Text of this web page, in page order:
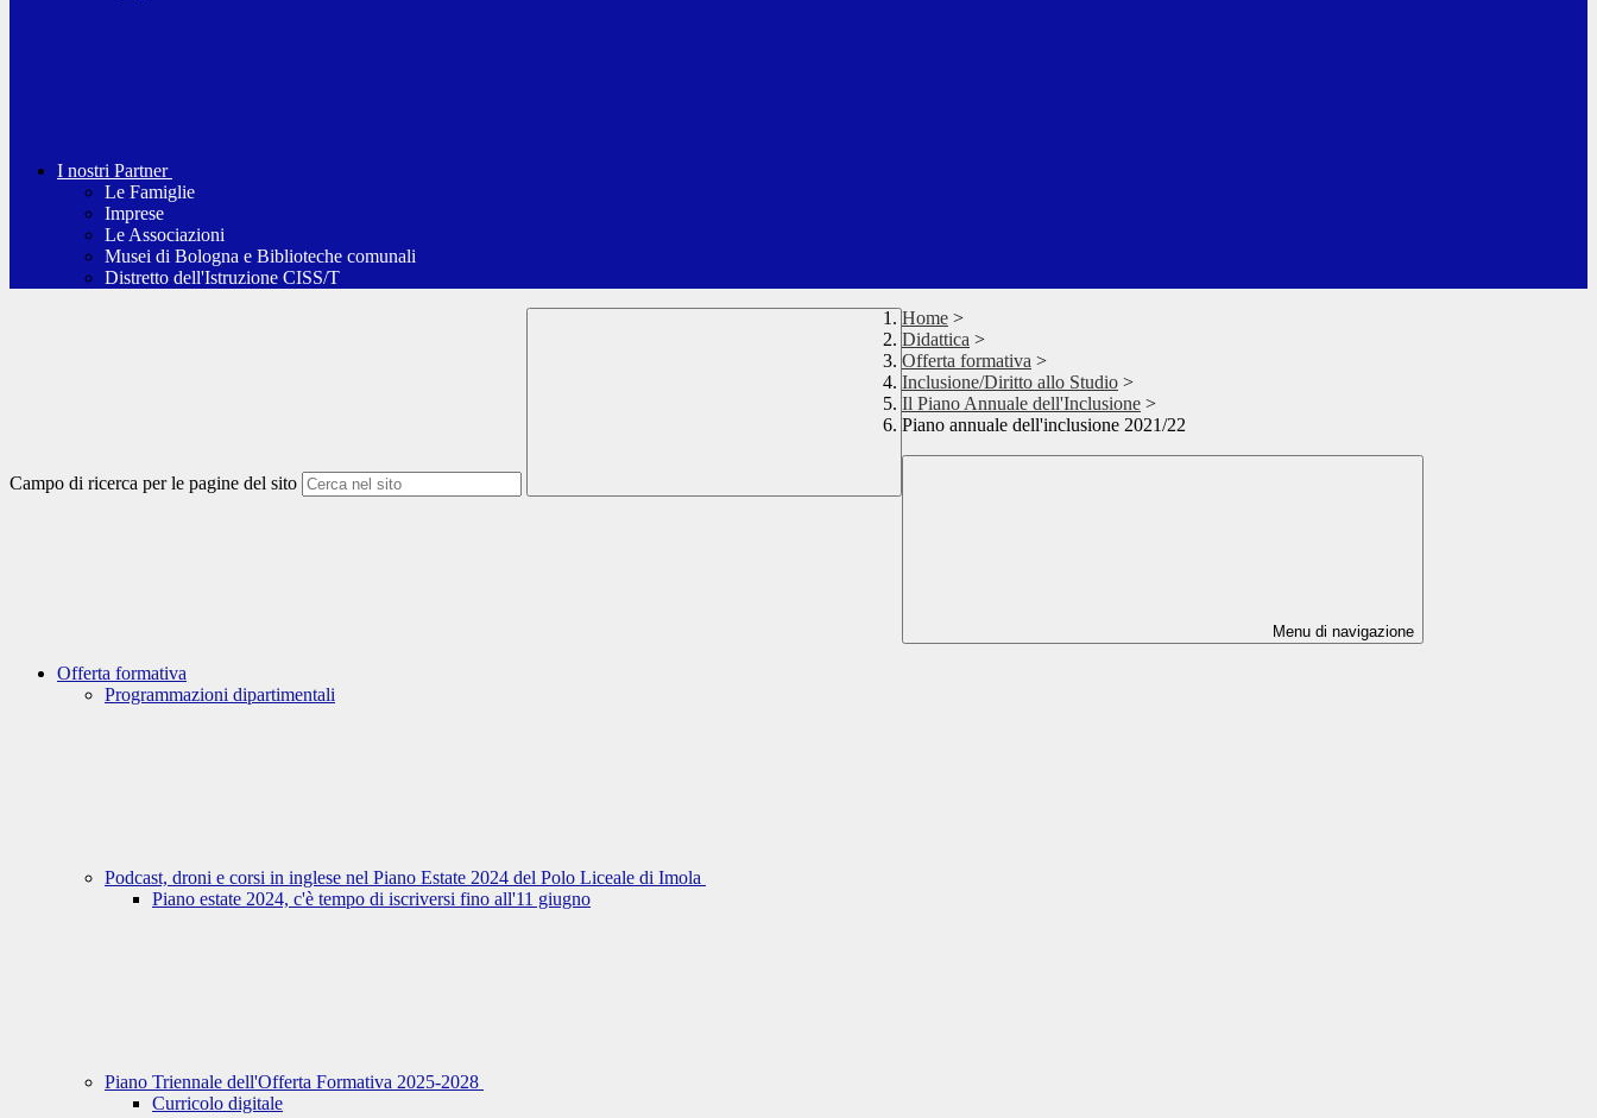
I nostri Partner
Le Famiglie
Imprese
Le Associazioni
Musei di Bologna e Biblioteche comunali
Distretto dell'Istruzione CISS/T
Campo di ricerca per le pagine del sito
Home >
Didattica >
Offerta formativa >
Inclusione/Diritto allo Studio >
Il Piano Annuale dell'Inclusione >
Piano annuale dell'inclusione 2021/22
Menu di navigazione
Offerta formativa
Programmazioni dipartimentali
Podcast, droni e corsi in inglese nel Piano Estate 2024 del Polo Liceale di Imola
Piano estate 2024, c'è tempo di iscriversi fino all'11 giugno
Piano Triennale dell'Offerta Formativa 2025-2028
Curricolo digitale